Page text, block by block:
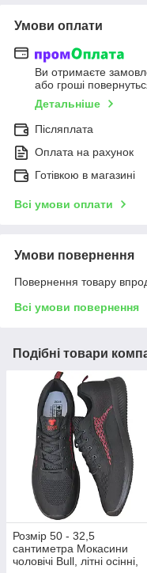
Умови оплати
Ви отримаєте
або гроші
Детальніше
Післяплата
Оплата на рахунок
Готівкою в магазині
Всі умови оплати
Умови повернення
Повернення товару
Всі умови повернення
Подібні товари
Розмір 50 - 32,5
сантиметра Мокасини
чоловічі Bull, літні осінні,